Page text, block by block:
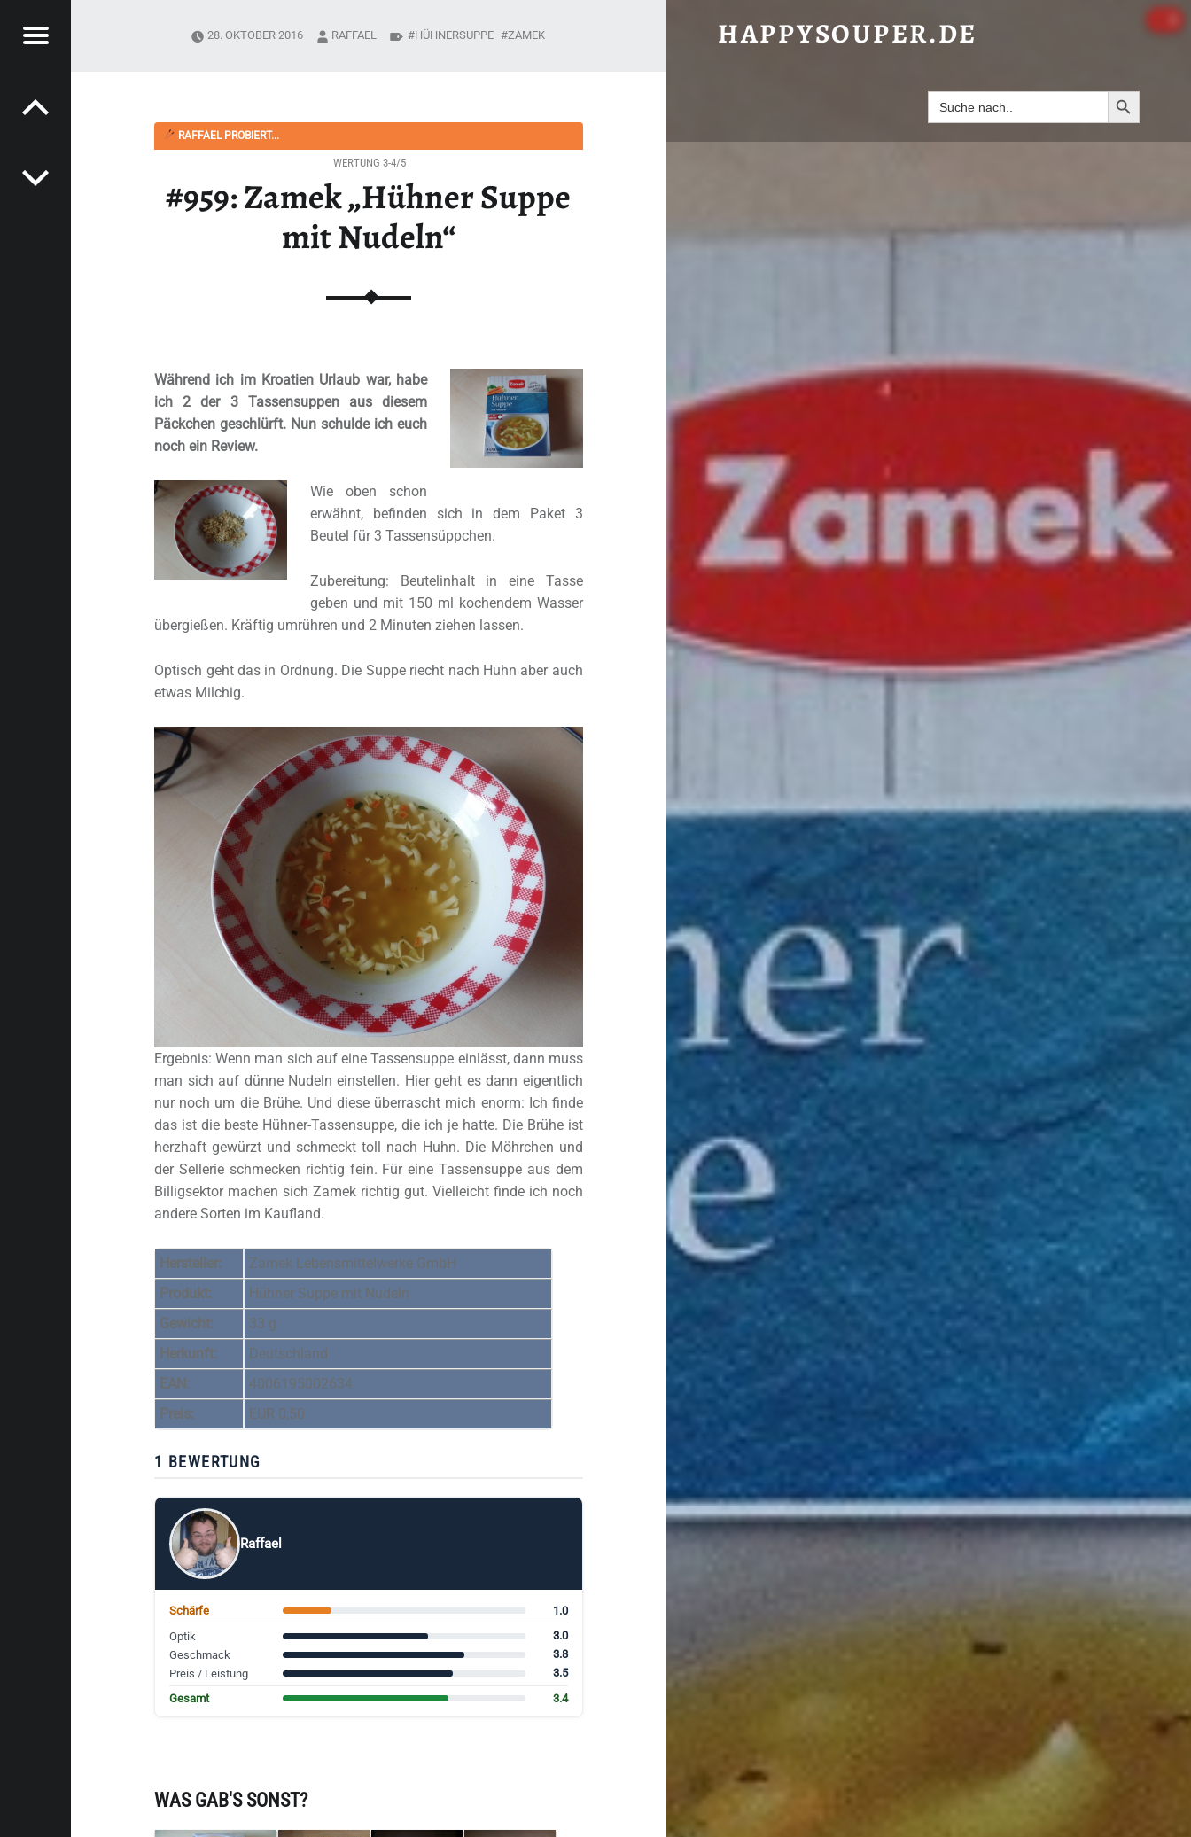
HAPPYSOUPER.DE
Menü
Search
for:
Search
RAFFAEL PROBIERT...
#959: Zamek „Hühner Suppe
mit Nudeln“
WERTUNG 3-4/5
Während ich im Kroatien Urlaub war, habe
ich 2 der 3 Tassensuppen aus diesem
Päckchen geschlürft. Nun schulde ich euch
noch ein Review.
Wie oben schon
erwähnt, befinden sich in dem Paket 3
Beutel für 3 Tassensüppchen.
Zubereitung: Beutelinhalt in eine Tasse
geben und mit 150 ml kochendem Wasser
übergießen. Kräftig umrühren und 2 Minuten ziehen lassen.
Optisch geht das in Ordnung. Die Suppe riecht nach Huhn aber auch
etwas Milchig.
Ergebnis: Wenn man sich auf eine Tassensuppe einlässt, dann muss
man sich auf dünne Nudeln einstellen. Hier geht es dann eigentlich
nur noch um die Brühe. Und diese überrascht mich enorm: Ich finde
das ist die beste Hühner-Tassensuppe, die ich je hatte. Die Brühe ist
herzhaft gewürzt und schmeckt toll nach Huhn. Die Möhrchen und
der Sellerie schmecken richtig fein. Für eine Tassensuppe aus dem
Billigsektor machen sich Zamek richtig gut. Vielleicht finde ich noch
andere Sorten im Kaufland.
Hersteller:
Zamek Lebensmittelwerke GmbH
Produkt:
Hühner Suppe mit Nudeln
Gewicht:
33 g
Herkunft:
Deutschland
EAN:
4006195002634
Preis:
EUR 0,50
1 BEWERTUNG
Raffael
Schärfe
1.0
Optik
3.0
Geschmack
3.8
Preis / Leistung
3.5
Gesamt
3.4
WAS GAB'S SONST?
28. OKTOBER 2016 RAFFAEL HÜHNERSUPPE ZAMEK